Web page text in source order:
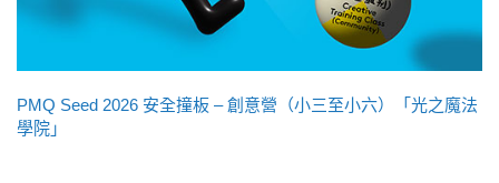
PMQ Seed 2026 安全撞板 – 創意營（小三至小六）「光之魔法
學院」